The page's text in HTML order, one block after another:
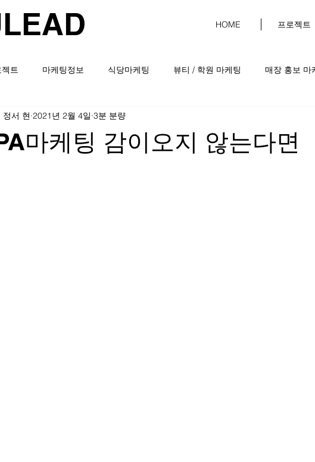
HOME 프로젝트
트 마케팅정보 식당마케팅 뷰티 / 학원 마케팅 매장 홍보 마
마케팅 감이오지 않는다면
정서 현 2021년 2월 4일 3분 분량